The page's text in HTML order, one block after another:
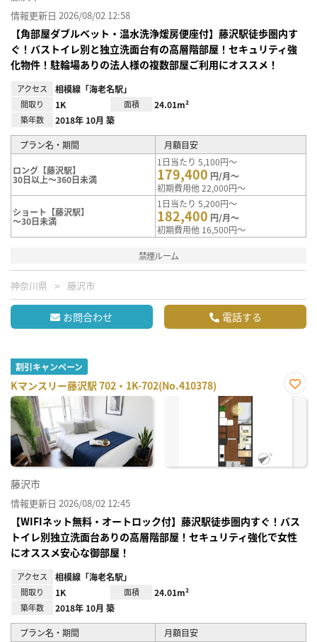
情報更新日 2026/08/02 12:58
【角部屋ダブルベット・温水洗浄煖房便座付】藤沢駅徒歩圏内す
ぐ！バストイレ別と独立洗面台有の高層階部屋！セキュリティ強
化物件！駐輪場ありの法人様の複数部屋ご利用にオススメ！
アクセス 相模線「海老名駅」
間取り 1K 面積 24.01m²
築年数 2018年 10月 築
プラン名・期間 月額目安
ロング【藤沢駅】
30日以上～360日未満
1日当たり 5,100円～
179,400 円/月～
初期費用他 22,000円～
ショート【藤沢駅】
～30日未満
1日当たり 5,200円～
182,400 円/月～
初期費用他 16,500円～
禁煙ルーム
神奈川県 藤沢市
お問合わせ 電話する
割引キャンペーン
Kマンスリー藤沢駅 702・1K-702(No.410378)
お気
藤沢市
情報更新日 2026/08/02 12:45
【WIFIネット無料・オートロック付】藤沢駅徒歩圏内すぐ！バス
トイレ別独立洗面台ありの高層階部屋！セキュリティ強化で女性
にオススメ安心な御部屋！
アクセス 相模線「海老名駅」
間取り 1K 面積 24.01m²
築年数 2018年 10月 築
プラン名・期間 月額目安